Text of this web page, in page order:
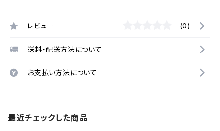
レビュー (0)
送料・配送方法について
お支払い方法について
最近チェックした商品